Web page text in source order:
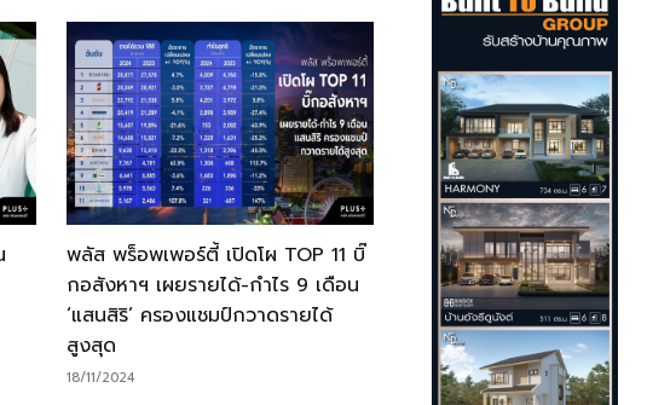
พลัส พร็อพเพอร์ตี้ เปิดโผ TOP 11 บิ๊
กอสังหาฯ เผยรายได้-กำไร 9 เดือน
‘แสนสิริ’ ครองแชมป์กวาดรายได้
สูงสุด
18/11/2024